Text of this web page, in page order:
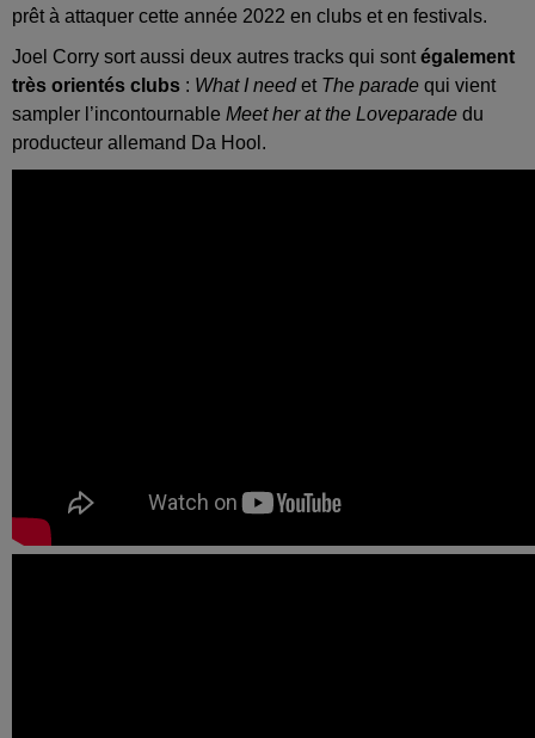
prêt à attaquer cette année 2022 en clubs et en festivals.
Joel Corry sort aussi deux autres tracks qui sontégalement
très orientés clubs : What I needet The parade qui vient
sampler l’incontournable Meet her at the Loveparade du
producteur allemand Da Hool.